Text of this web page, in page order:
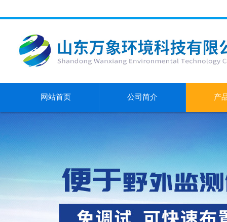
网站首页 公司简介 产